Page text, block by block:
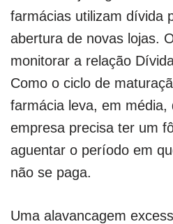
farmácias utilizam dívida
abertura de novas lojas.
monitorar a relação
Como o ciclo de
farmácia leva, em média,
empresa precisa ter um
aguentar o período em
não se paga.
Uma alavancagem